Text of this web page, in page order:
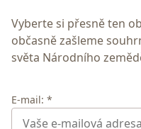
Vyberte si přesně ten
občasně zašleme
světa Národního
E-mail: *